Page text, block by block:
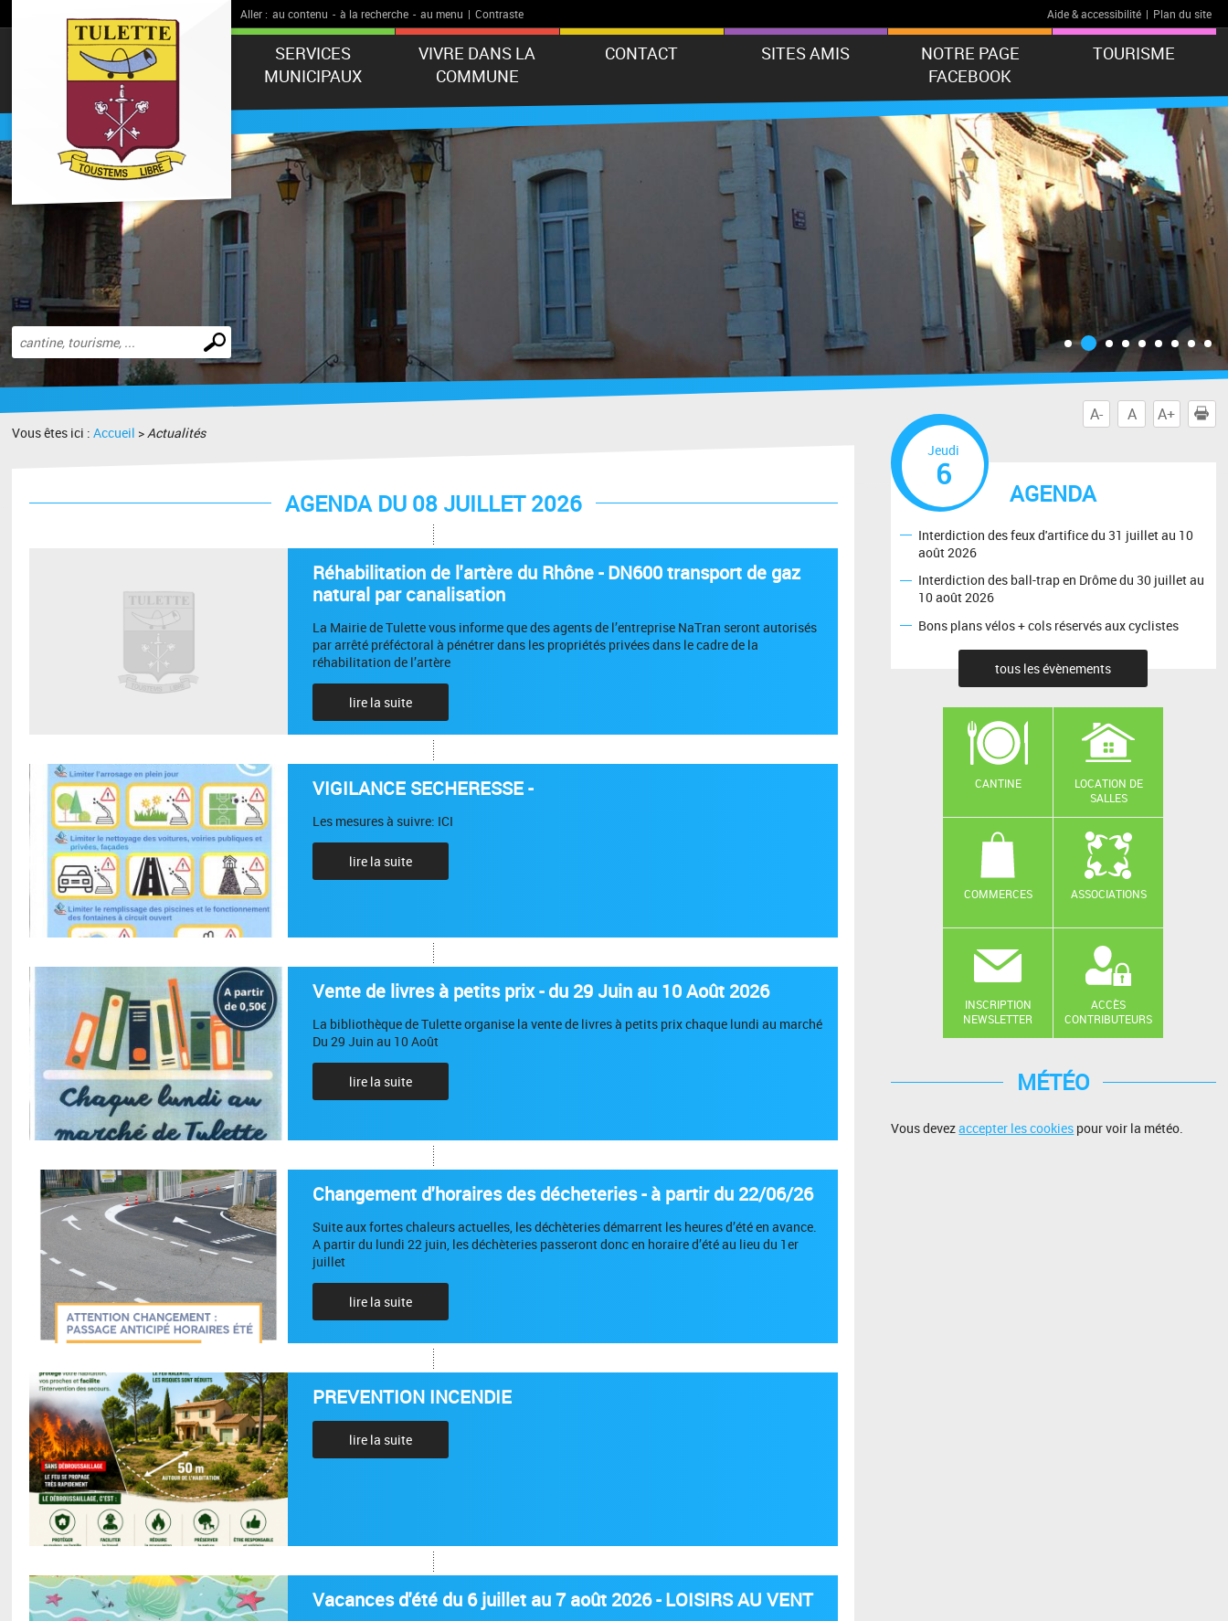
Aller : au contenu - à la recherche - au menu | Contraste Aide & accessibilité | Plan du site
SERVICES
MUNICIPAUX
VIVRE DANS LA
COMMUNE
CONTACT SITES AMIS
NOTRE PAGE
FACEBOOK
TOURISME
Effectuer
une
recherche
A- A A+
Vous êtes ici :Accueil >Actualités
AGENDA DU 08 JUILLET 2026
Réhabilitation de l'artère du Rhône - DN600 transport de gaz
natural par canalisation
La Mairie de Tulette vous informe que des agents de l’entreprise NaTran seront autorisés
par arrêté préféctoral à pénétrer dans les propriétés privées dans le cadre de la
réhabilitation de l’artère
lire la suite
VIGILANCE SECHERESSE -
Les mesures à suivre: ICI
lire la suite
Vente de livres à petits prix - du 29 Juin au 10 Août 2026
La bibliothèque de Tulette organise la vente de livres à petits prix chaque lundi au marché
Du 29 Juin au 10 Août
lire la suite
Changement d'horaires des décheteries - à partir du 22/06/26
Suite aux fortes chaleurs actuelles, les déchèteries démarrent les heures d’été en avance.
A partir du lundi 22 juin, les déchèteries passeront donc en horaire d’été au lieu du 1er
juillet
lire la suite
PREVENTION INCENDIE
lire la suite
Vacances d'été du 6 juillet au 7 août 2026 - LOISIRS AU VENT
AGENDA
Jeudi
6
Interdiction des feux d'artifice du 31 juillet au 10
août 2026
Interdiction des ball-trap en Drôme du 30 juillet au
10 août 2026
Bons plans vélos + cols réservés aux cyclistes
tous les évènements
CANTINE
LOCATION DE
SALLES
COMMERCES ASSOCIATIONS
INSCRIPTION
NEWSLETTER
ACCÈS
CONTRIBUTEURS
MÉTÉO
Vous devezaccepter les cookies pour voir la météo.